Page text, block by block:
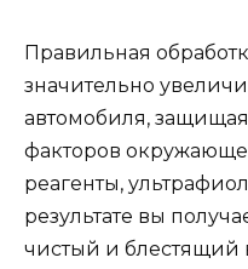
Правильная
значительно
автомобиля,
факторов
реагенты,
результате вы
чистый и